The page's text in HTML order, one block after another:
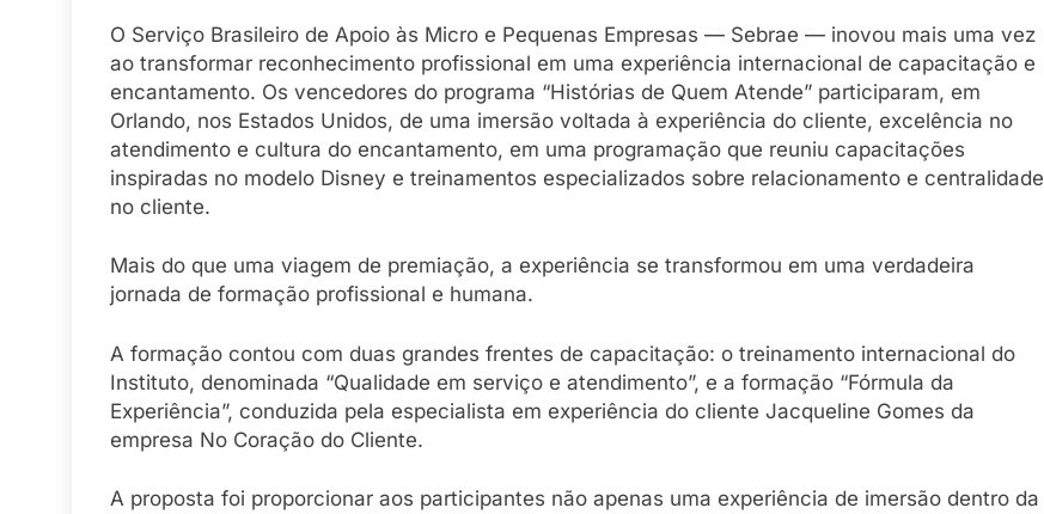
O Serviço Brasileiro de Apoio às Micro e Pequenas Empresas — Sebrae — inovou mais uma vez
ao transformar reconhecimento profissional em uma experiência internacional de capacitação e
encantamento. Os vencedores do programa “Histórias de Quem Atende” participaram, em
Orlando, nos Estados Unidos, de uma imersão voltada à experiência do cliente, excelência no
atendimento e cultura do encantamento, em uma programação que reuniu capacitações
inspiradas no modelo Disney e treinamentos especializados sobre relacionamento e centralidade
no cliente.
Mais do que uma viagem de premiação, a experiência se transformou em uma verdadeira
jornada de formação profissional e humana.
A formação contou com duas grandes frentes de capacitação: o treinamento internacional do
Instituto, denominada “Qualidade em serviço e atendimento”, e a formação “Fórmula da
Experiência”, conduzida pela especialista em experiência do cliente Jacqueline Gomes da
empresa No Coração do Cliente.
A proposta foi proporcionar aos participantes não apenas uma experiência de imersão dentro da